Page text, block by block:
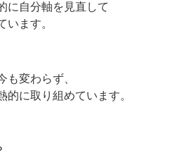
に自分軸を見直して
います。
も変わらず、
に取り組めています。